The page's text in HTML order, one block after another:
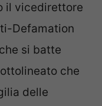
il vicedirettore
Defamation
si batte
che
delle